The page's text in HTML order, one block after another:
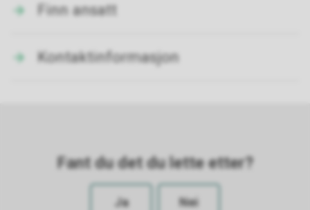
Finn ansatt
Kontaktinformasjon
Fant du det du lette etter?
Ja Nei